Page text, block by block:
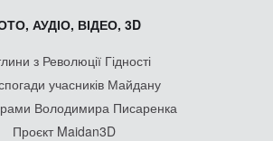
АУДІО, ВІДЕО, 3D
з Революції Гідності
учасників Майдану
Володимира Писаренка
Проєкт Maidan3D